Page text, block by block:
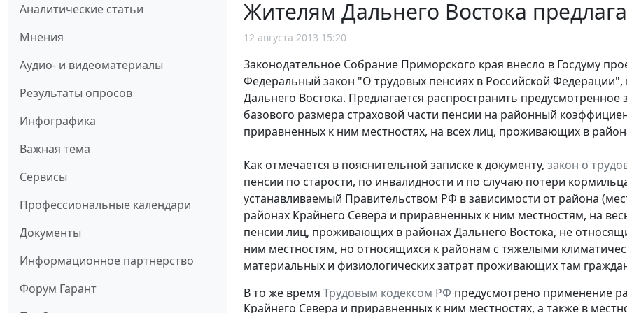
Аналитические статьи
Мнения
Аудио- и видеоматериалы
Результаты опросов
Инфографика
Важная тема
Сервисы
Профессиональные календари
Документы
Информационное партнерство
Форум Гарант
Жителям Дальнего Востока
12 августа 2013 15:20
Законодательное Собрание Приморского края внесло в Госдуму
Федеральный закон "О трудовых пенсиях в Российской
Дальнего Востока. Предлагается распространить
базового размера страховой части пенсии на районный
приравненных к ним местностях, на всех лиц, проживающих в
Как отмечается в пояснительной записке к документу, закон о
пенсии по старости, по инвалидности и по случаю потери
устанавливаемый Правительством РФ в зависимости от района
районах Крайнего Севера и приравненных к ним местностям, на
пенсии лиц, проживающих в районах Дальнего Востока, не
ним местностям, но относящихся к районам с тяжелыми
материальных и физиологических затрат проживающих там
В то же время Трудовым кодексом РФ предусмотрено применение
Крайнего Севера и приравненных к ним местностях, а также в